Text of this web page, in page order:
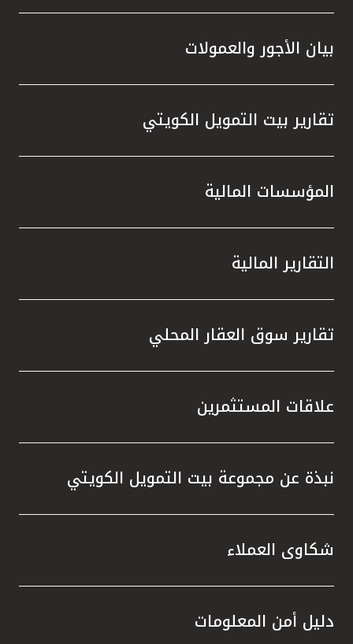
بيان الأجور والعمولات
تقارير بيت التمويل الكويتي
المؤسسات المالية
التقارير المالية
تقارير سوق العقار المحلي
علاقات المستثمرين
نبذة عن مجموعة بيت التمويل الكويتي
شكاوى العملاء
دليل أمن المعلومات